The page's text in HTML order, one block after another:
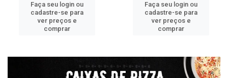
Faça seu login ou
cadastre-se para
ver preços e
comprar
Faça seu login ou
cadastre-se para
ver preços e
comprar